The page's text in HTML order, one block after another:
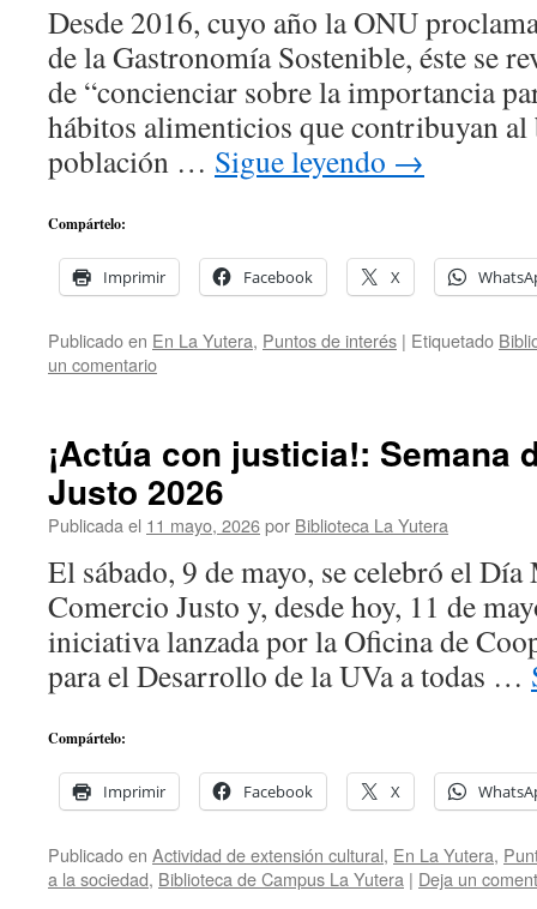
Desde 2016, cuyo año la ONU
de la Gastronomía Sostenible, éste se
de “concienciar sobre la importancia
hábitos alimenticios que contribuyan al
población … Sigue leyendo →
Compártelo:
Imprimir Facebook X
Publicado en En La Yutera, Puntos de interés | Etiquetado
un comentario
¡Actúa con justicia!: Semana
Justo 2026
Publicada el 11 mayo, 2026por Biblioteca La Yutera
El sábado, 9 de mayo, se celebró el
Comercio Justo y, desde hoy, 11 de
iniciativa lanzada por la Oficina de
para el Desarrollo de la UVa a todas …
Compártelo:
Imprimir Facebook X
Publicado en Actividad de extensión cultural, En La Yutera,
a la sociedad, Biblioteca de Campus La Yutera | Deja un